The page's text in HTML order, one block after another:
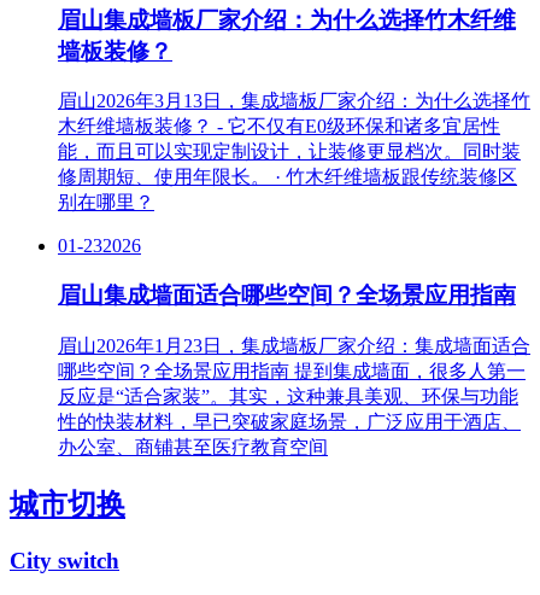
眉山集成墙板厂家介绍：为什么选择竹木纤维
墙板装修？
眉山2026年3月13日，集成墙板厂家介绍：为什么选择竹
木纤维墙板装修？ - 它不仅有E0级环保和诸多宜居性
能，而且可以实现定制设计，让装修更显档次。同时装
修周期短、使用年限长。 · 竹木纤维墙板跟传统装修区
别在哪里？
01-232026
眉山集成墙面适合哪些空间？全场景应用指南
眉山2026年1月23日，集成墙板厂家介绍：集成墙面适合
哪些空间？全场景应用指南 提到集成墙面，很多人第一
反应是“适合家装”。其实，这种兼具美观、环保与功能
性的快装材料，早已突破家庭场景，广泛应用于酒店、
办公室、商铺甚至医疗教育空间
城市切换
City switch